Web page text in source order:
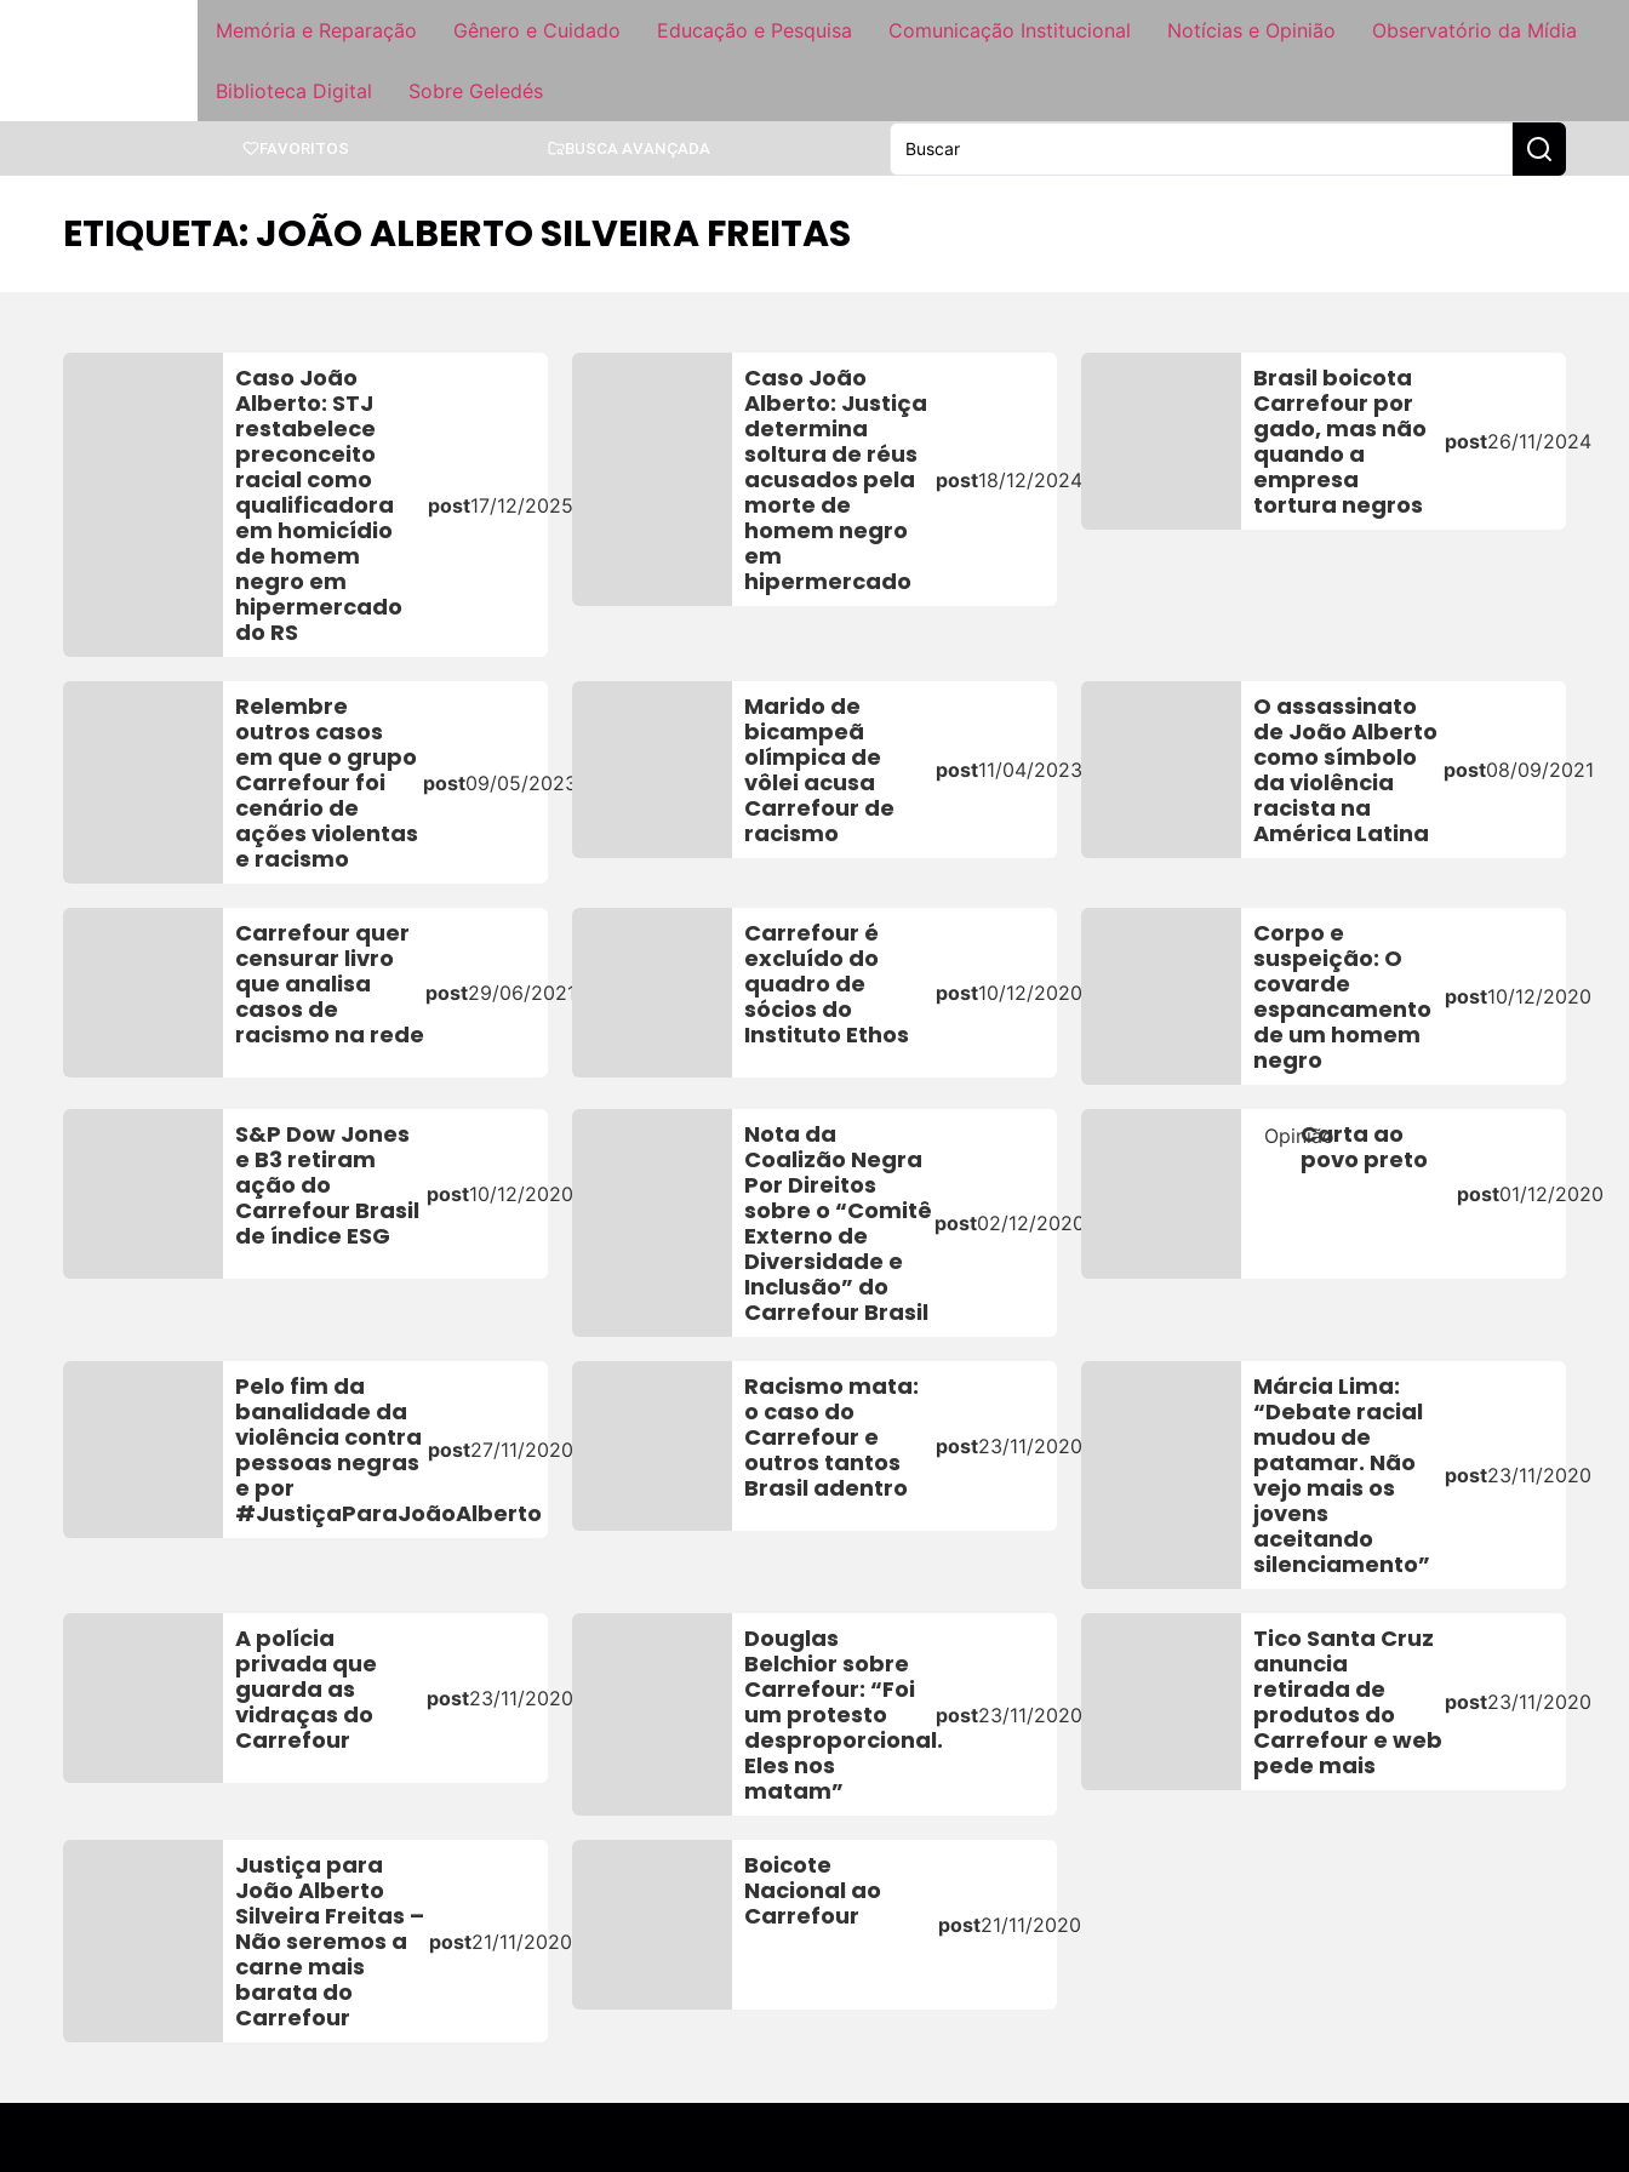
Memória e Reparação Gênero e Cuidado Educação e Pesquisa Comunicação Institucional Notícias e Opinião Observatório da Mídia
Biblioteca Digital Sobre Geledés
FAVORITOS BUSCA AVANÇADA
ETIQUETA: JOÃO ALBERTO SILVEIRA FREITAS
Caso João
Alberto: STJ
restabelece
preconceito
racial como
qualificadora
em homicídio
de homem
negro em
hipermercado
do RS
post17/12/2025
Caso João
Alberto: Justiça
determina
soltura de réus
acusados pela
morte de
homem negro
em
hipermercado
post18/12/2024
Brasil boicota
Carrefour por
gado, mas não
quando a
empresa
tortura negros
post26/11/2024
Relembre
outros casos
em que o grupo
Carrefour foi
cenário de
ações violentas
e racismo
post09/05/2023
Marido de
bicampeã
olímpica de
vôlei acusa
Carrefour de
racismo
post11/04/2023
O assassinato
de João Alberto
como símbolo
da violência
racista na
América Latina
post08/09/2021
Carrefour quer
censurar livro
que analisa
casos de
racismo na rede
post29/06/2021
Carrefour é
excluído do
quadro de
sócios do
Instituto Ethos
post10/12/2020
Corpo e
suspeição: O
covarde
espancamento
de um homem
negro
post10/12/2020
S&P Dow Jones
e B3 retiram
ação do
Carrefour Brasil
de índice ESG
post10/12/2020
Nota da
Coalizão Negra
Por Direitos
sobre o “Comitê
Externo de
Diversidade e
Inclusão” do
Carrefour Brasil
post02/12/2020
OpiniãoCarta ao
povo preto
post01/12/2020
Pelo fim da
banalidade da
violência contra
pessoas negras
e por
#JustiçaParaJoãoAlberto
post27/11/2020
Racismo mata:
o caso do
Carrefour e
outros tantos
Brasil adentro
post23/11/2020
Márcia Lima:
“Debate racial
mudou de
patamar. Não
vejo mais os
jovens
aceitando
silenciamento”
post23/11/2020
A polícia
privada que
guarda as
vidraças do
Carrefour
post23/11/2020
Douglas
Belchior sobre
Carrefour: “Foi
um protesto
desproporcional.
Eles nos
matam”
post23/11/2020
Tico Santa Cruz
anuncia
retirada de
produtos do
Carrefour e web
pede mais
post23/11/2020
Justiça para
João Alberto
Silveira Freitas –
Não seremos a
carne mais
barata do
Carrefour
post21/11/2020
Boicote
Nacional ao
Carrefour
post21/11/2020